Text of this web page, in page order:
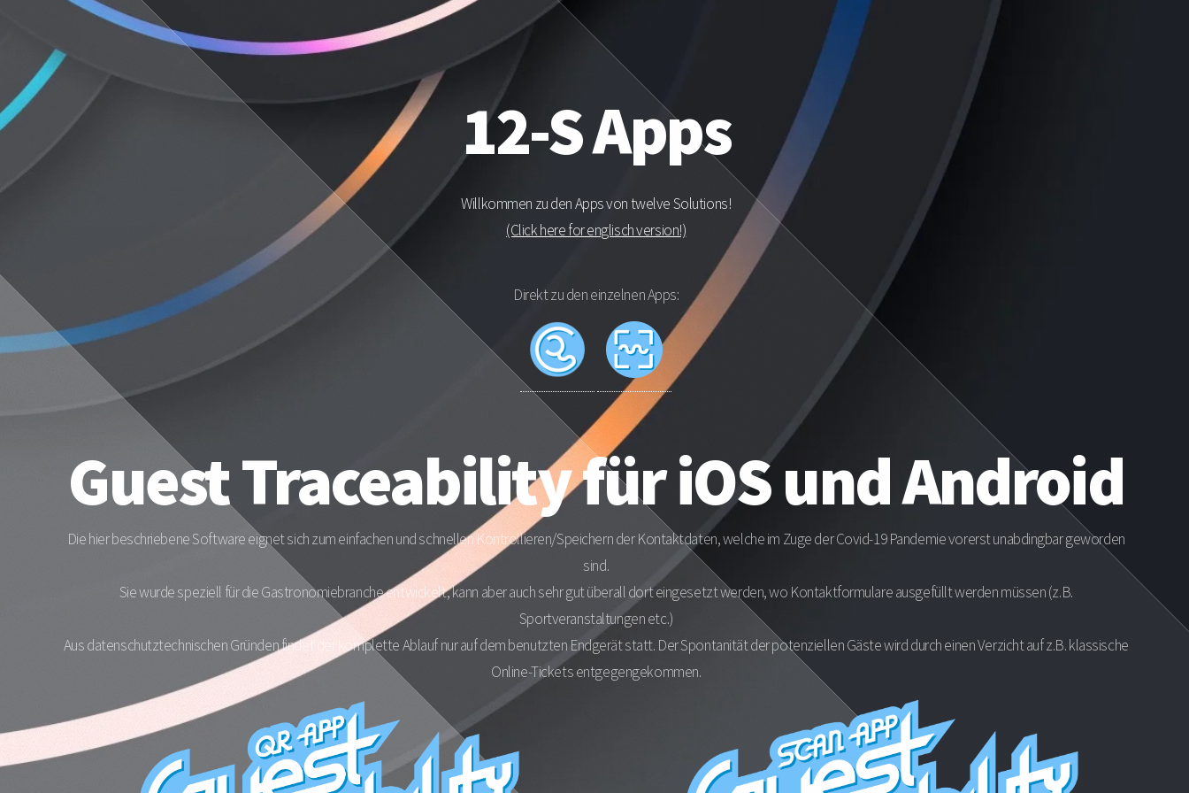
12-S Apps
Willkommen zu den Apps von twelve Solutions!
(Click here for englisch version!)
Direkt zu den einzelnen Apps:
Guest Traceability für iOS und Android
Die hier beschriebene Software eignet sich zum einfachen und schnellen Kontrollieren/Speichern der Kontaktdaten, welche im Zuge der Covid-19 Pandemie vorerst unabdingbar geworden
sind.
Sie wurde speziell für die Gastronomiebranche entwickelt, kann aber auch sehr gut überall dort eingesetzt werden, wo Kontaktformulare ausgefüllt werden müssen (z.B.
Sportveranstaltungen etc.)
Aus datenschutztechnischen Gründen findet der komplette Ablauf nur auf dem benutzten Endgerät statt. Der Spontanität der potenziellen Gäste wird durch einen Verzicht auf z.B. klassische
Online-Tickets entgegengekommen.